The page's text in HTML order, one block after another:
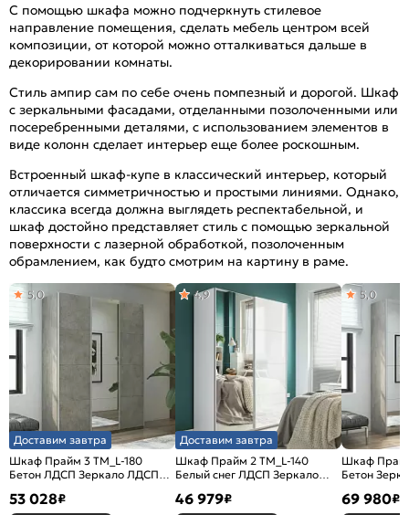
С помощью шкафа можно подчеркнуть стилевое
направление помещения, сделать мебель центром всей
композиции, от которой можно отталкиваться дальше в
декорировании комнаты.
Стиль ампир сам по себе очень помпезный и дорогой. Шкаф
с зеркальными фасадами, отделанными позолоченными или
посеребренными деталями, с использованием элементов в
виде колонн сделает интерьер еще более роскошным.
Встроенный шкаф-купе в классический интерьер, который
отличается симметричностью и простыми линиями. Однако,
классика всегда должна выглядеть респектабельной, и
шкаф достойно представляет стиль с помощью зеркальной
поверхности с лазерной обработкой, позолоченным
обрамлением, как будто смотрим на картину в раме.
Доставим завтра
Шкаф Прайм 3 TM_L-180
Бетон ЛДСП Зеркало ЛДСП
5,0
53 028₽
Доставим завтра
Шкаф Прайм 2 TM_L-140
Белый снег ЛДСП Зеркало
4,9
46 979₽
Шкаф
Бетон
5,0
69 980₽